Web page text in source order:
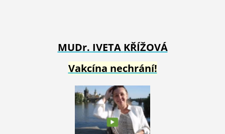
MUDr. IVETA KŘÍŽOVÁ
Vakcína nechrání!